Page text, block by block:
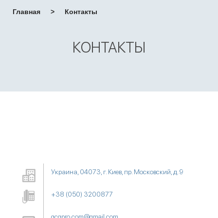
Главная > Контакты
КОНТАКТЫ
Украина, 04073, г. Киев, пр. Московский, д. 9
+38 (050) 3200877